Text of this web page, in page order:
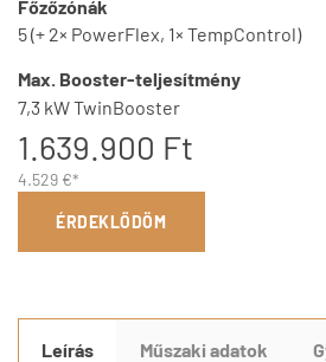
Főzőzónák
5 (+ 2× PowerFlex, 1× TempControl)
Max. Booster-teljesítmény
7,3 kW TwinBooster
1.639.900 Ft
4.529 €*
ÉRDEKLŐDÖM
Leírás Műszaki adatok